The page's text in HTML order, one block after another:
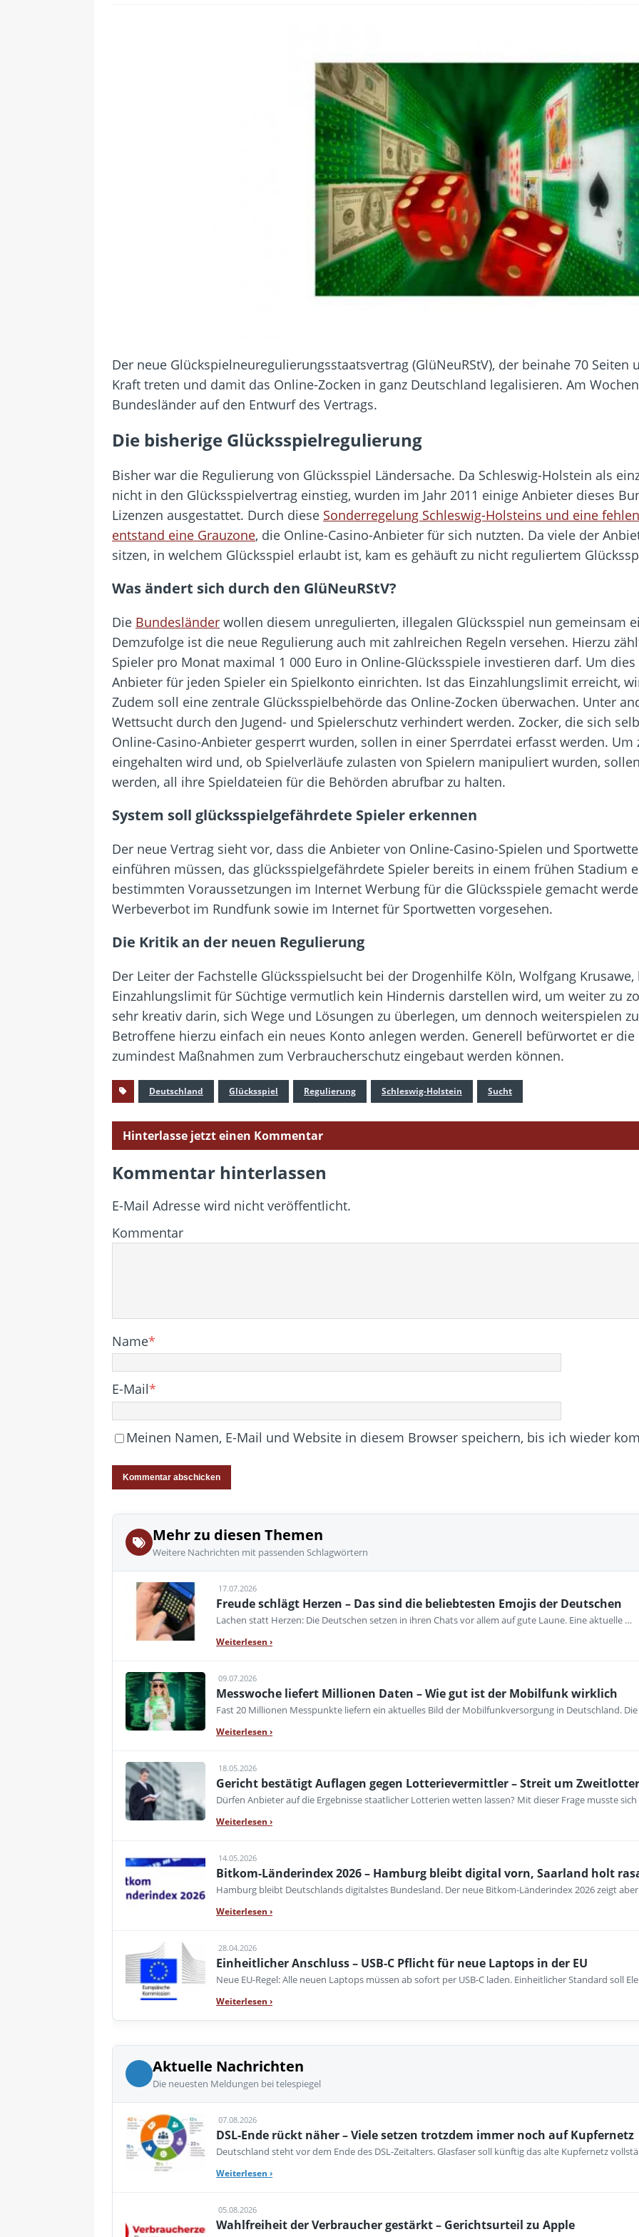
Wichtiges BGH-Urteil – Verbraucherrechte bei Online-Kündigung gestärkt
DSL-Ende rückt näher – Viele setzen trotzdem immer noch auf Kupfernetz
Der neue Glückspielneuregulierungsstaatsvertrag (GlüNeuRStV), der beinahe 70 Seiten
Kraft treten und damit das Online-Zocken in ganz Deutschland legalisieren. Am
Bundesländer auf den Entwurf des Vertrags.
Die bisherige Glücksspielregulierung
Bisher war die Regulierung von Glücksspiel Ländersache. Da Schleswig-Holstein als
nicht in den Glücksspielvertrag einstieg, wurden im Jahr 2011 einige Anbieter dieses
Lizenzen ausgestattet. Durch diese Sonderregelung Schleswig-Holsteins und eine
entstand eine Grauzone, die Online-Casino-Anbieter für sich nutzten. Da viele der
sitzen, in welchem Glücksspiel erlaubt ist, kam es gehäuft zu nicht reguliertem
Was ändert sich durch den GlüNeuRStV?
Die Bundesländer wollen diesem unregulierten, illegalen Glücksspiel nun gemeinsam
Demzufolge ist die neue Regulierung auch mit zahlreichen Regeln versehen. Hierzu
Spieler pro Monat maximal 1 000 Euro in Online-Glücksspiele investieren darf. Um
Anbieter für jeden Spieler ein Spielkonto einrichten. Ist das Einzahlungslimit erreicht,
Zudem soll eine zentrale Glücksspielbehörde das Online-Zocken überwachen. Unter
Wettsucht durch den Jugend- und Spielerschutz verhindert werden. Zocker, die sich
Online-Casino-Anbieter gesperrt wurden, sollen in einer Sperrdatei erfasst werden. Um
eingehalten wird und, ob Spielverläufe zulasten von Spielern manipuliert wurden,
werden, all ihre Spieldateien für die Behörden abrufbar zu halten.
System soll glücksspielgefährdete Spieler erkennen
Der neue Vertrag sieht vor, dass die Anbieter von Online-Casino-Spielen und
einführen müssen, das glücksspielgefährdete Spieler bereits in einem frühen Stadium
bestimmten Voraussetzungen im Internet Werbung für die Glücksspiele gemacht
Werbeverbot im Rundfunk sowie im Internet für Sportwetten vorgesehen.
Die Kritik an der neuen Regulierung
Der Leiter der Fachstelle Glücksspielsucht bei der Drogenhilfe Köln, Wolfgang
Einzahlungslimit für Süchtige vermutlich kein Hindernis darstellen wird, um weiter zu
sehr kreativ darin, sich Wege und Lösungen zu überlegen, um dennoch weiterspielen
Betroffene hierzu einfach ein neues Konto anlegen werden. Generell befürwortet er
zumindest Maßnahmen zum Verbraucherschutz eingebaut werden können.
Deutschland Glücksspiel Regulierung Schleswig-Holstein Sucht
Hinterlasse jetzt einen Kommentar
Kommentar hinterlassen
E-Mail Adresse wird nicht veröffentlicht.
Kommentar
Name*
E-Mail*
Meinen Namen, E-Mail und Website in diesem Browser speichern, bis ich wieder
Mehr zu diesen Themen
Weitere Nachrichten mit passenden Schlagwörtern
17.07.2026
Freude schlägt Herzen – Das sind die beliebtesten Emojis der Deutschen
Lachen statt Herzen: Die Deutschen setzen in ihren Chats vor allem auf gute Laune. Eine aktuelle …
Weiterlesen ›
09.07.2026
Messwoche liefert Millionen Daten – Wie gut ist der Mobilfunk wirklich
Fast 20 Millionen Messpunkte liefern ein aktuelles Bild der Mobilfunkversorgung in Deutschland.
Weiterlesen ›
18.05.2026
Gericht bestätigt Auflagen gegen Lotterievermittler – Streit um
Dürfen Anbieter auf die Ergebnisse staatlicher Lotterien wetten lassen? Mit dieser Frage musste
Weiterlesen ›
14.05.2026
Bitkom-Länderindex 2026 – Hamburg bleibt digital vorn, Saarland holt
Hamburg bleibt Deutschlands digitalstes Bundesland. Der neue Bitkom-Länderindex 2026 zeigt
Weiterlesen ›
28.04.2026
Einheitlicher Anschluss – USB‑C Pflicht für neue Laptops in der EU
Neue EU-Regel: Alle neuen Laptops müssen ab sofort per USB-C laden. Einheitlicher Standard soll
Weiterlesen ›
Aktuelle Nachrichten
Die neuesten Meldungen bei telespiegel
07.08.2026
DSL-Ende rückt näher – Viele setzen trotzdem immer noch auf Kupfernetz
Deutschland steht vor dem Ende des DSL-Zeitalters. Glasfaser soll künftig das alte Kupfernetz
Weiterlesen ›
05.08.2026
Wahlfreiheit der Verbraucher gestärkt – Gerichtsurteil zu Apple